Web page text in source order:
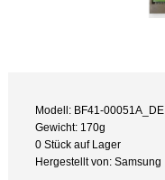
Modell: BF41-00051A_DE
Gewicht: 170g
0 Stück auf Lager
Hergestellt von: Samsung